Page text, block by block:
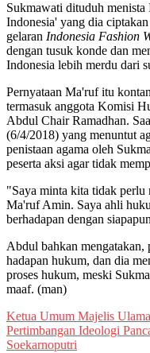
Sukmawati dituduh
Indonesia' yang dia
gelaran Indonesia Fashion
dengan tusuk konde dan
Indonesia lebih merdu dari
Pernyataan Ma'ruf itu
termasuk anggota Komisi
Abdul Chair Ramadhan.
(6/4/2018) yang menuntut
penistaan agama oleh
peserta aksi agar tidak
"Saya minta kita tidak
Ma'ruf Amin. Saya ahli
berhadapan dengan
Abdul bahkan
hadapan hukum, dan dia
proses hukum, meski
maaf. (man)
Ketua Umum Majelis
Pertimbangan Ideologi
Soekarnoputri